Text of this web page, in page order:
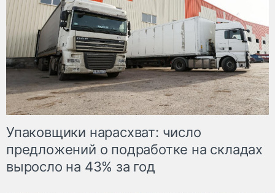
Упаковщики нарасхват: число
предложений о подработке на складах
выросло на 43% за год